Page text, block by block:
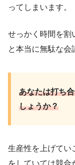
ってしまいます。
せっかく時間を割
と本当に無駄な会
あなたは打ち
しょうか？
生産性を上げてい